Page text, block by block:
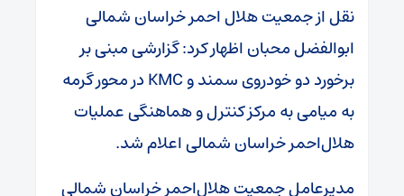
نقل از جمعیت هلال احمر خراسان شمالی
ابوالفضل محبان اظهار کرد: گزارشی مبنی بر
برخورد دو خودروی سمند و KMC در محور گرمه
به میامی به مرکز کنترل و هماهنگی عملیات
هلال‌احمر خراسان شمالی اعلام شد.
مدیرعامل جمعیت هلال‌احمر خراسان شمالی